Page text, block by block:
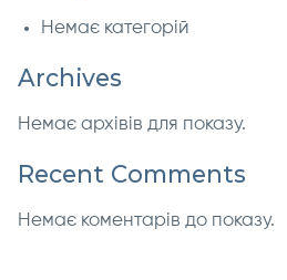
Немає категорій
Archives
Немає архівів для показу.
Recent Comments
Немає коментарів до показу.